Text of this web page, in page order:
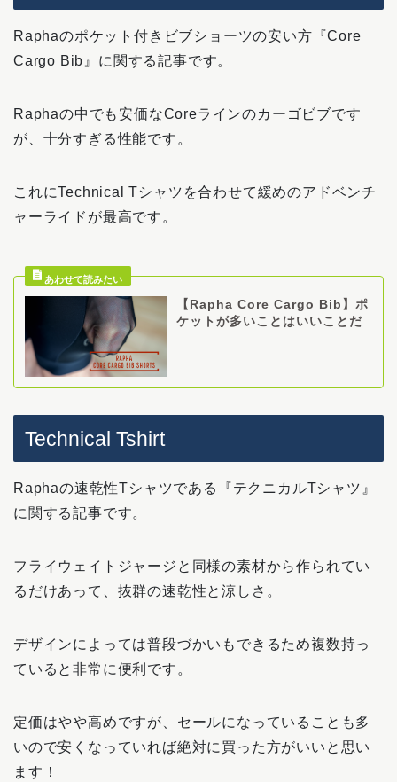
Raphaのポケット付きビブショーツの安い方『Core
Cargo Bib』に関する記事です。
Raphaの中でも安価なCoreラインのカーゴビブです
が、十分すぎる性能です。
これにTechnical Tシャツを合わせて緩めのアドベンチ
ャーライドが最高です。
【Rapha Core Cargo Bib】ポ
ケットが多いことはいいことだ
Technical Tshirt
Raphaの速乾性Tシャツである『テクニカルTシャツ』
に関する記事です。
フライウェイトジャージと同様の素材から作られてい
るだけあって、抜群の速乾性と涼しさ。
デザインによっては普段づかいもできるため複数持っ
ていると非常に便利です。
定価はやや高めですが、セールになっていることも多
いので安くなっていれば絶対に買った方がいいと思い
ます！